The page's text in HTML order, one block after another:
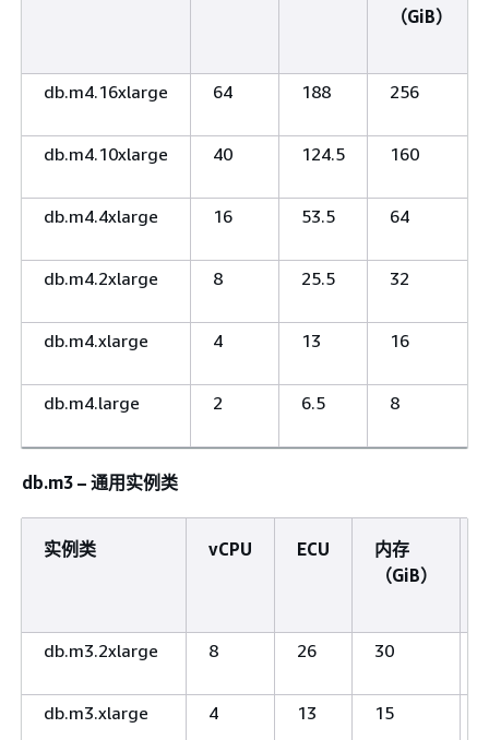
（GiB）
db.m4.16xlarge 64 188 256
db.m4.10xlarge 40 124.5 160
db.m4.4xlarge 16 53.5 64
db.m4.2xlarge 8 25.5 32
db.m4.xlarge 4 13 16
db.m4.large 2 6.5 8
db.m3 – 通用实例类
实例类 vCPU ECU
内存
（GiB）
db.m3.2xlarge 8 26 30
db.m3.xlarge
4 13 15